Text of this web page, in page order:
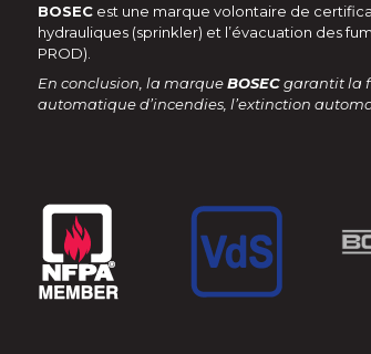
BOSEC est une marque volontaire de
hydrauliques (sprinkler) et l’évacuation des
PROD).
En conclusion, la marqueBOSECgarantit la
automatique d’incendies, l’extinction